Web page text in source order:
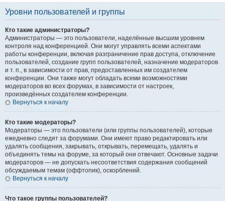
Уровни пользователей и группы
Кто такие администраторы?
Администраторы — это пользователи, наделённые высшим уровнем
контроля над конференцией. Они могут управлять всеми аспектами
работы конференции, включая разграничение прав доступа, отключение
пользователей, создание групп пользователей, назначение модераторов
и т. п., в зависимости от прав, предоставленных им создателем
конференции. Они также могут обладать всеми возможностями
модераторов во всех форумах, в зависимости от настроек,
произведённых создателем конференции.
Вернуться к началу
Кто такие модераторы?
Модераторы — это пользователи (или группы пользователей), которые
ежедневно следят за форумами. Они имеют право редактировать или
удалять сообщения, закрывать, открывать, перемещать, удалять и
объединять темы на форуме, за который они отвечают. Основные задачи
модераторов — не допускать несоответствия содержания сообщений
обсуждаемым темам (оффтопик), оскорблений.
Вернуться к началу
Что такое группы пользователей?